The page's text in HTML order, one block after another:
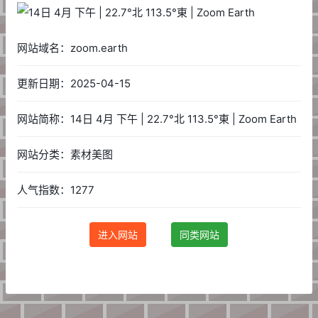
网站域名：zoom.earth
更新日期：2025-04-15
网站简称：14日 4月 下午 | 22.7°北 113.5°東 | Zoom Earth
网站分类：素材美图
人气指数：1277
进入网站 同类网站